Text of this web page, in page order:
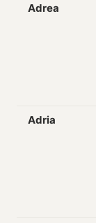
Adrea
Adria